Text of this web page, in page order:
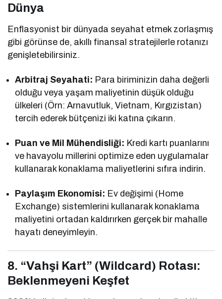
Dünya
Enflasyonist bir dünyada seyahat etmek zorlaşmış
gibi görünse de, akıllı finansal stratejilerle rotanızı
genişletebilirsiniz.
Arbitraj Seyahati: Para biriminizin daha değerli
olduğu veya yaşam maliyetinin düşük olduğu
ülkeleri (Örn: Arnavutluk, Vietnam, Kırgızistan)
tercih ederek bütçenizi iki katına çıkarın.
Puan ve Mil Mühendisliği: Kredi kartı puanlarını
ve havayolu millerini optimize eden uygulamalar
kullanarak konaklama maliyetlerini sıfıra indirin.
Paylaşım Ekonomisi: Ev değişimi (Home
Exchange) sistemlerini kullanarak konaklama
maliyetini ortadan kaldırırken gerçek bir mahalle
hayatı deneyimleyin.
8. “Vahşi Kart” (Wildcard) Rotası:
Beklenmeyeni Keşfet